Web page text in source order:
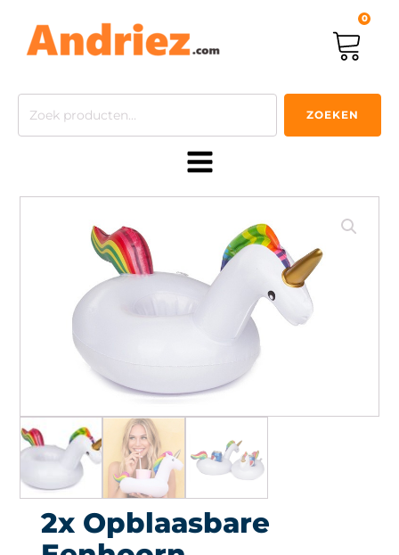
0
Zoeken
ZOEKEN
2x Opblaasbare